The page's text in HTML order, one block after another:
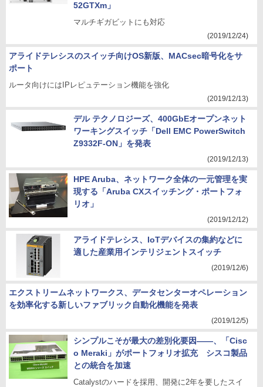
52GTXm」
マルチギガビットにも対応
(2019/12/24)
アライドテレシスのスイッチ向けOS新版、MACsec暗号化をサ
ポート
ルータ向けにはIPレピュテーション機能を強化
(2019/12/13)
デル テクノロジーズ、400GbEオープンネット
ワーキングスイッチ「Dell EMC PowerSwitch
Z9332F-ON」を発表
(2019/12/13)
HPE Aruba、ネットワーク全体の一元管理を実
現する「Aruba CXスイッチング・ポートフォ
リオ」
(2019/12/12)
アライドテレシス、IoTデバイスの集約などに
適した産業用インテリジェントスイッチ
(2019/12/6)
エクストリームネットワークス、データセンターオペレーション
を効率化する新しいファブリック自動化機能を発表
(2019/12/5)
シンプルこそが最大の差別化要因――、「Cisc
o Meraki」がポートフォリオ拡充 シスコ製品
との統合を加速
Catalystのハードを採用、開発に2年を要したスイ